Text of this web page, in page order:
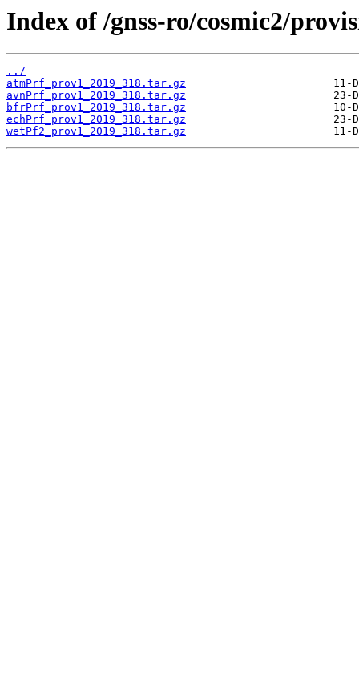
Index of /gnss-ro/cosmic2/
../
atmPrf_prov1_2019_318.tar.gz
avnPrf_prov1_2019_318.tar.gz
bfrPrf_prov1_2019_318.tar.gz
echPrf_prov1_2019_318.tar.gz
wetPf2_prov1_2019_318.tar.gz